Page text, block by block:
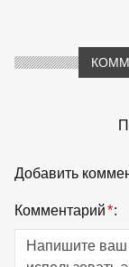
Добавить
Комментарий*: